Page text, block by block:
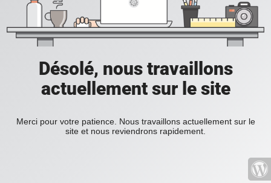
Désolé, nous travaillons
actuellement sur le site
Merci pour votre patience. Nous travaillons actuellement sur le
site et nous reviendrons rapidement.